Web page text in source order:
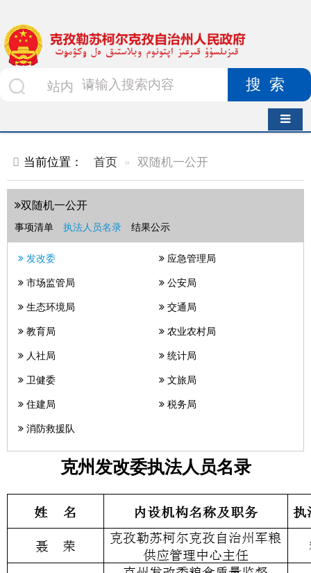
搜索
当前位置： 首页 双随机一公开
双随机一公开
事项清单 执法人员名录 结果公示
发改委 应急管理局
市场监管局 公安局
生态环境局 交通局
教育局 农业农村局
人社局 统计局
卫健委 文旅局
住建局 税务局
消防救援队
克州发改委执法人员名录